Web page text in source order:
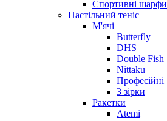
Спортивні шарфи
Настільний теніс
М'ячі
Butterfly
DHS
Double Fish
Nittaku
Професійні
3 зірки
Ракетки
Atemi